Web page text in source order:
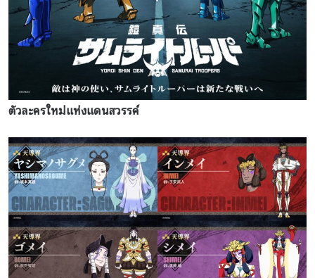
ตัวละครใหม่แห่งแดนสวรรค์